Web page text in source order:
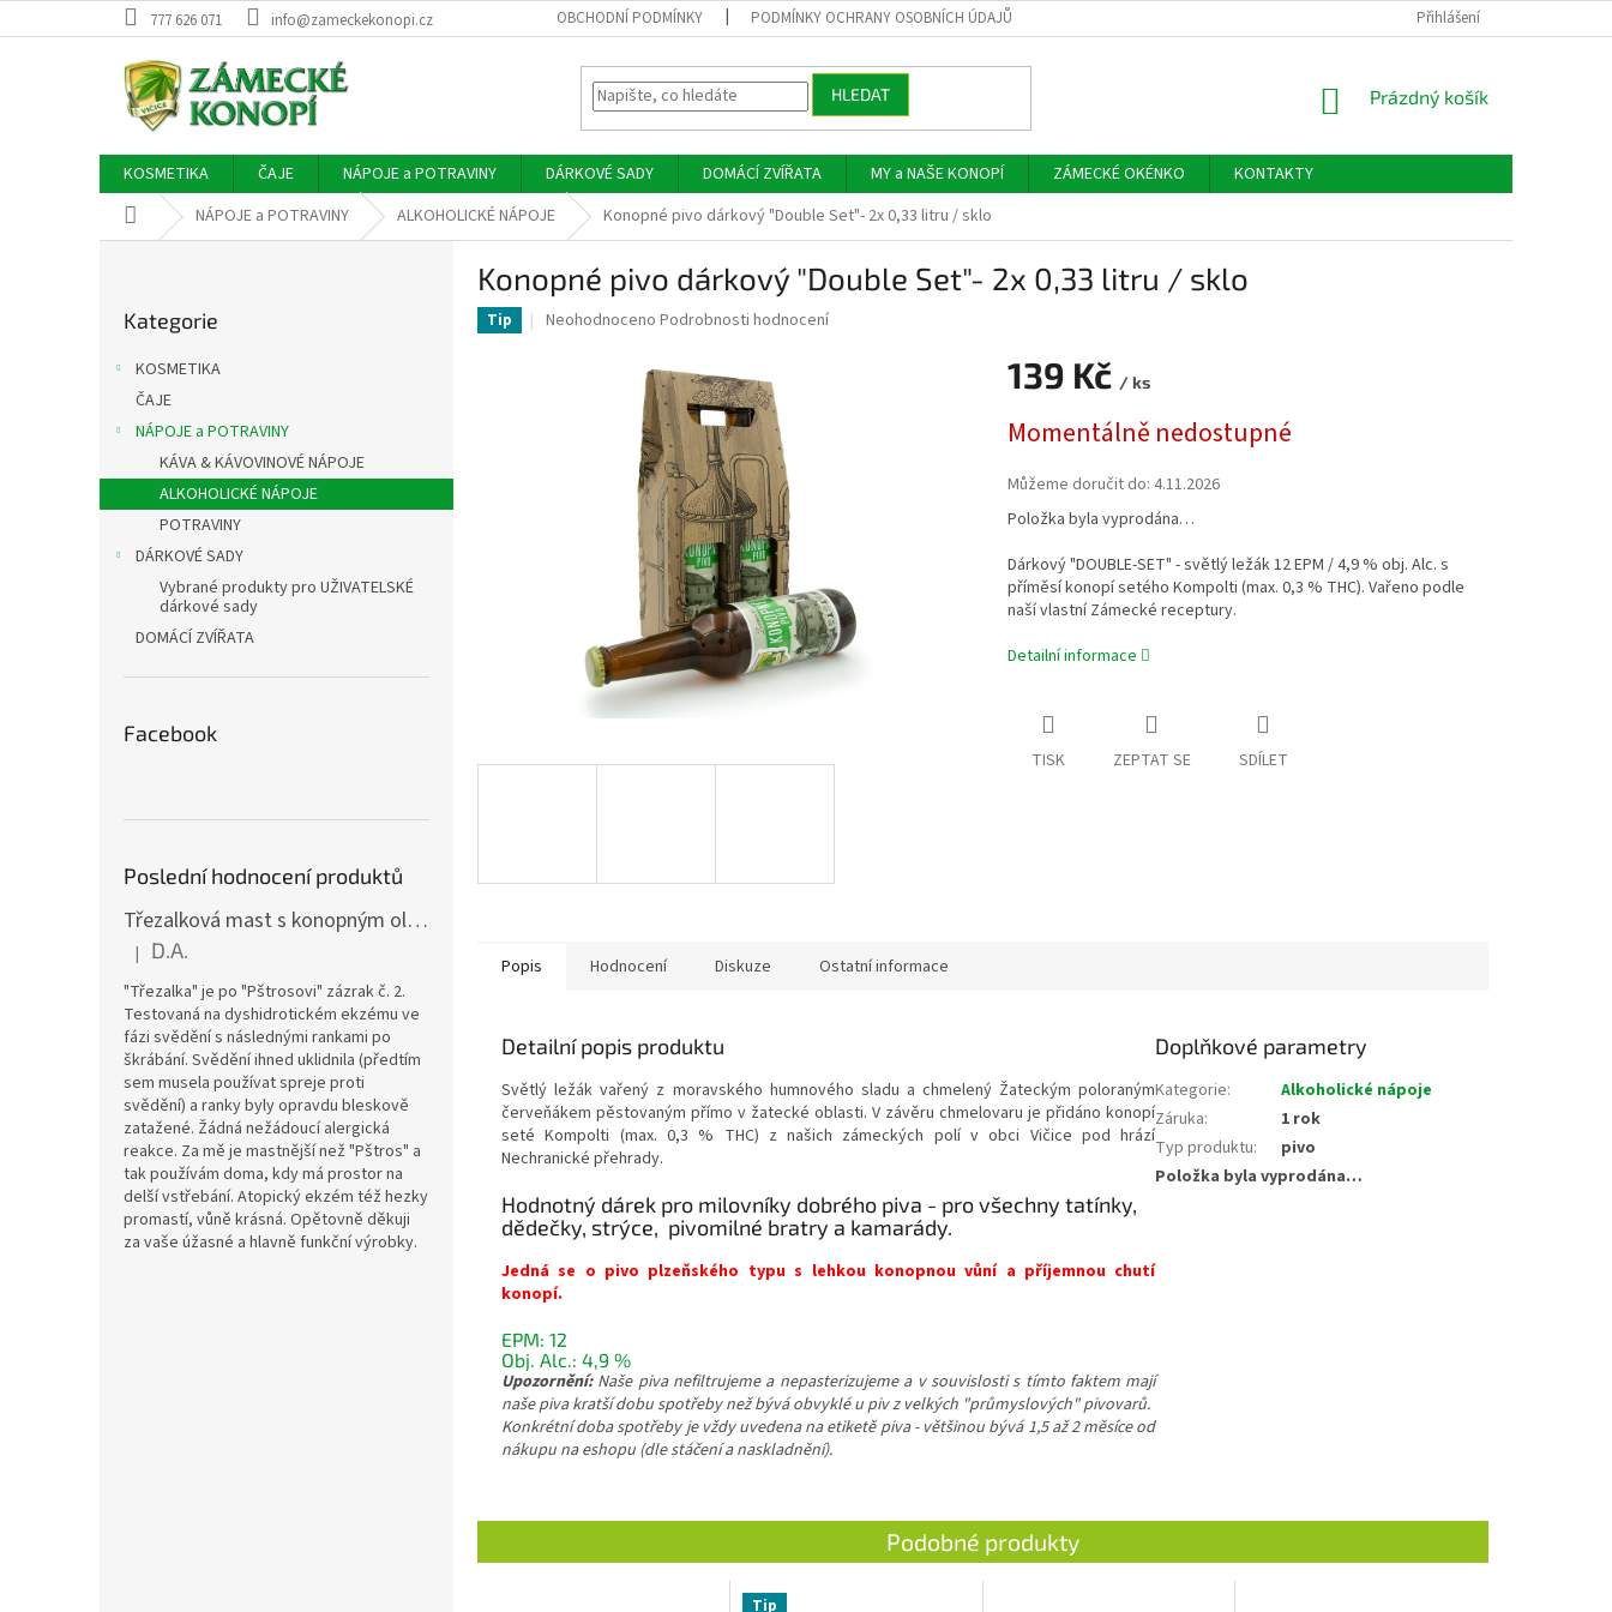
na
777 626 071 info@zameckekonopi.cz OBCHODNÍ PODMÍNKY PODMÍNKY OCHRANY OSOBNÍCH ÚDAJŮ Přihlášení
HLEDAT
NÁKUPNÍ
Prázdný košík
KOSMETIKA ČAJE NÁPOJE a POTRAVINY DÁRKOVÉ SADY DOMÁCÍ ZVÍŘATA MY a NAŠE KONOPÍ ZÁMECKÉ OKÉNKO
KONTAKTY
Domů NÁPOJE a POTRAVINY ALKOHOLICKÉ NÁPOJE Konopné pivo dárkový "Double Set"- 2x 0,33 litru / sklo
a
kategorie
Kategorie
KOSMETIKA
ČAJE
NÁPOJE a POTRAVINY
KÁVA & KÁVOVINOVÉ NÁPOJE
ALKOHOLICKÉ NÁPOJE
POTRAVINY
DÁRKOVÉ SADY
Vybrané produkty pro UŽIVATELSKÉ
dárkové sady
DOMÁCÍ ZVÍŘATA
Facebook
Poslední hodnocení produktů
Třezalková mast s konopným olejem a vitamínem E (15 ml)
Hodnocení produktu je 5 z 5 hvězdiček.
| D.A.
"Třezalka" je po "Pštrosovi" zázrak č. 2.
Testovaná na dyshidrotickém ekzému ve
fázi svědění s následnými rankami po
škrábání. Svědění ihned uklidnila (předtím
sem musela používat spreje proti
svědění) a ranky byly opravdu bleskově
zatažené. Žádná nežádoucí alergická
reakce. Za mě je mastnější než "Pštros" a
tak používám doma, kdy má prostor na
delší vstřebání. Atopický ekzém též hezky
promastí, vůně krásná. Opětovně děkuji
za vaše úžasné a hlavně funkční výrobky.
Konopné pivo dárkový "Double Set"- 2x 0,33 litru / sklo
Tip
Průměrné
Neohodnoceno Podrobnosti hodnocení
139 Kč / ks
cena:
Momentálně nedostupné
Můžeme doručit do: 4.11.2026
Položka byla vyprodána…
Dárkový "DOUBLE-SET" - světlý ležák 12 EPM / 4,9 % obj. Alc. s
příměsí konopí setého Kompolti (max. 0,3 % THC). Vařeno podle
naší vlastní Zámecké receptury.
Detailní informace
TISK ZEPTAT SE SDÍLET
Popis Hodnocení Diskuze Ostatní informace
Detailní popis produktu
Světlý ležák vařený z moravského humnového sladu a chmelený Žateckým poloraným
červeňákem pěstovaným přímo v žatecké oblasti. V závěru chmelovaru je přidáno konopí
seté Kompolti (max. 0,3 % THC) z našich zámeckých polí v obci Vičice pod hrází
Nechranické přehrady.
Hodnotný dárek pro milovníky dobrého piva - pro všechny tatínky,
dědečky, strýce, pivomilné bratry a kamarády.
Jedná se o pivo plzeňského typu s lehkou konopnou vůní a příjemnou chutí
konopí.
EPM: 12
Obj. Alc.: 4,9 %
Upozornění: Naše piva nefiltrujeme a nepasterizujeme a v souvislosti s tímto faktem mají
naše piva kratší dobu spotřeby než bývá obvyklé u piv z velkých "průmyslových" pivovarů.
Konkrétní doba spotřeby je vždy uvedena na etiketě piva - většinou bývá 1,5 až 2 měsíce od
nákupu na eshopu (dle stáčení a naskladnění).
Doplňkové parametry
Kategorie:
Alkoholické nápoje
Záruka:
1 rok
Typ produktu:
pivo
Položka byla vyprodána…
Tip